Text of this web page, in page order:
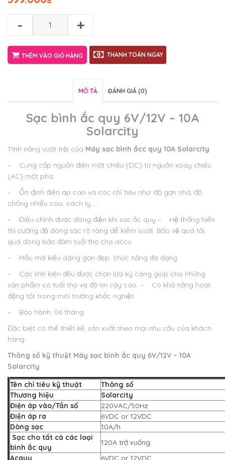
- +
THÊM VÀO GIỎ HÀNG THANH TOÁN NGAY
MÔ TẢ ĐÁNH GIÁ (0)
Sạc bình ắc quy 6V/12V – 10A
Solarcity
Tính năng vượt trội của Máy sạc bình ắcc quy 10A Solarcity
– Cung cấp nguồn điện một chiều (DC) từ nguồn xoay chiều
(AC) một pha.
– Ổn định điện áp cao và các chỉ tiêu như: độ gợn nhỏ, độ
chống nhiễu cao, cách ly, …
– Điều chỉnh được dòng điện khi sạc ắc quy – Hệ thống hiển
thị cường độ dòng sạc rõ ràng dễ kiểm soát. Bảo vệ quá tải,
quá dòng bảo đảm tuổi thọ cho accu
– Mẫu mã kiểu dáng gọn đẹp, chức năng đa dạng.
– Các linh kiện đều được chọn lựa kỹ càng giúp cho những
sản phẩm có tuổi thọ và độ tin cậy cao. – Có khả năng hoạt
động tốt trong môi trường khắc nghiệt.
– Bảo hành: 06 tháng
Đặc biệt có thể thiết kế, sản xuất theo mọi nhu cầu của khách
hàng.
Thông số kỹ thuật Máy sạc bình ắc quy 6V/12V – 10A
Solarcity
Tên chỉ tiêu kỹ thuật
Thông số
Thương hiệu
Solarcity
Điện áp vào/Tần số
220VAC/50Hz
Điện áp ra
6VDC or 12VDC
Dòng sạc
10A/h
Sạc cho tất cả các loại
bình ắc quy
120A trở xuống
Acquy
6VDC or 12VDC